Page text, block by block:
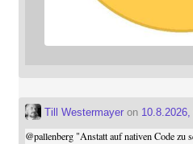
Till Westermayeron
@pallenberg"Anstatt auf nativen Code zu